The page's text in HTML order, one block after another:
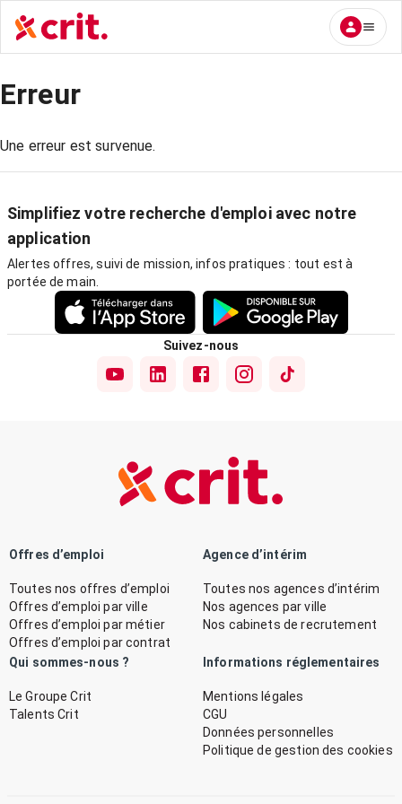
Erreur
Une erreur est survenue.
Simplifiez votre recherche d'emploi avec notre
application
Alertes offres, suivi de mission, infos pratiques : tout est à
portée de main.
Suivez-nous
Offres d’emploi
Toutes nos offres d’emploi
Offres d’emploi par ville
Offres d’emploi par métier
Offres d’emploi par contrat
Agence d’intérim
Toutes nos agences d’intérim
Nos agences par ville
Nos cabinets de recrutement
Qui sommes-nous ?
Le Groupe Crit
Talents Crit
Informations réglementaires
Mentions légales
CGU
Données personnelles
Politique de gestion des cookies